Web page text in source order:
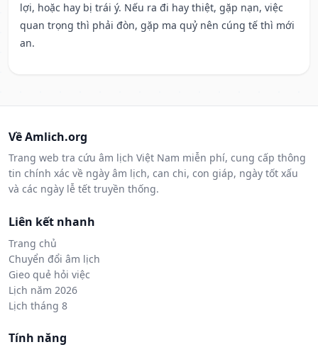
lợi, hoặc hay bị trái ý. Nếu ra đi hay thiệt, gặp nạn, việc
quan trọng thì phải đòn, gặp ma quỷ nên cúng tế thì mới
an.
Về Amlich.org
Trang web tra cứu âm lịch Việt Nam miễn phí, cung cấp thông
tin chính xác về ngày âm lịch, can chi, con giáp, ngày tốt xấu
và các ngày lễ tết truyền thống.
Liên kết nhanh
Trang chủ
Chuyển đổi âm lịch
Gieo quẻ hỏi việc
Lịch năm 2026
Lịch tháng 8
Tính năng